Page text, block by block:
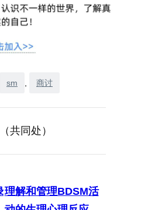
sm , 商讨
共同处）
理解和管理BDSM活